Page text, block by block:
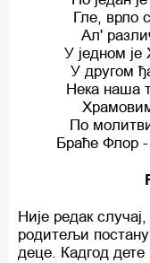
Гле, врло
Ал'
У једном
У другом
Нека наша
По
Браће Флор
Није редак
родитељи
деце. Кадгод